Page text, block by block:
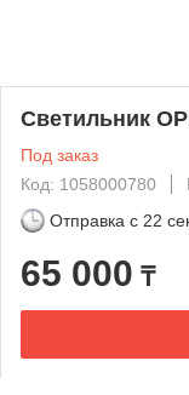
Светильник
Под заказ
Код: 1058000780
Отправка с 22
65 000 ₸